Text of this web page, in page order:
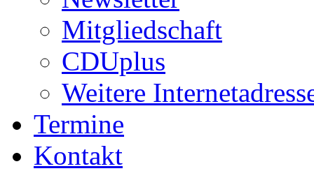
Mitgliedschaft
CDUplus
Weitere
Termine
Kontakt